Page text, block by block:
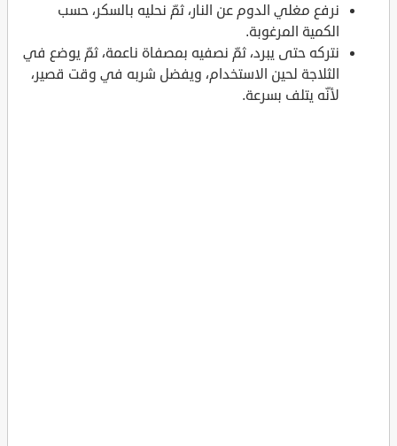
نرفع مغلي الدوم عن النار، ثمّ نحليه بالسكر، حسب
الكمية المرغوبة.
نتركه حتى يبرد، ثمّ نصفيه بمصفاة ناعمة، ثمّ يوضع في
الثلاجة لحين الاستخدام، ويفضل شربه في وقت قصير،
لأنّه يتلف بسرعة.